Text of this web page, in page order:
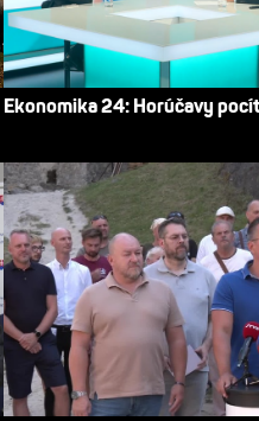
Ekonomika 24: Horúčavy